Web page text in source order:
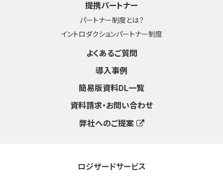
提携パートナー
パートナー制度とは？
イントロダクションパートナー制度
よくあるご質問
導入事例
簡易版資料DL一覧
資料請求・お問い合わせ
弊社へのご提案
ロジザードサービス